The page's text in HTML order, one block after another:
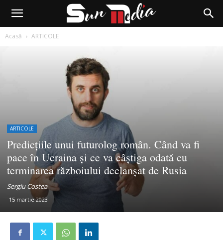
Acasă ARTICOLE
ARTICOLE
Predicțiile unui futurolog român. Când va fi
pace în Ucraina și ce va câștiga odată cu
terminarea războiului declanșat de Rusia
Sergiu Costea
15 martie 2023